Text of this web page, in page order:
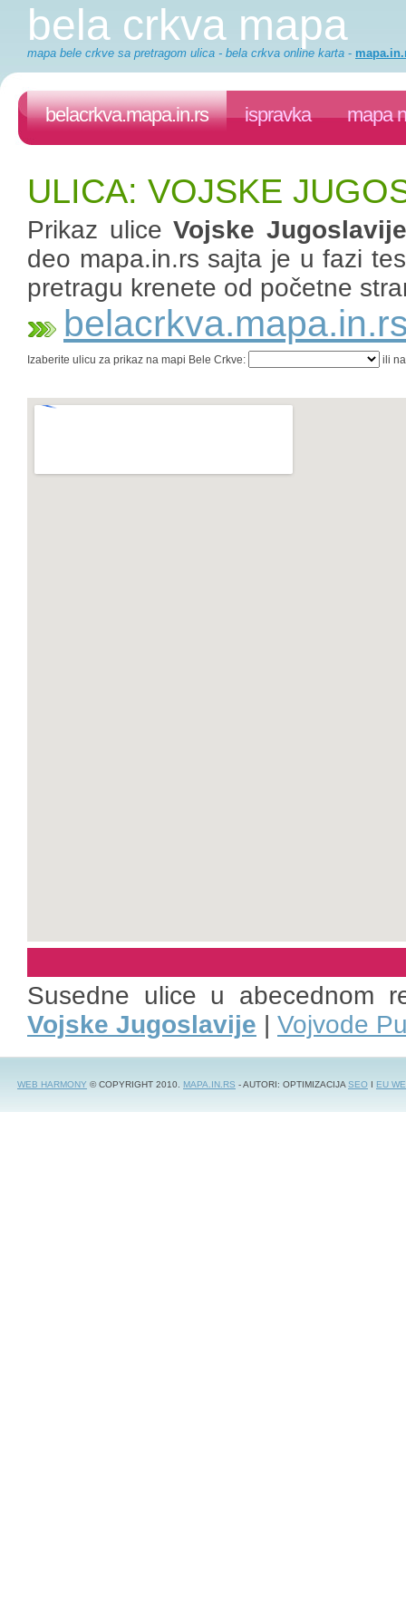
bela crkva mapa
mapa bele crkve sa pretragom ulica - bela crkva online karta -
belacrkva.mapa.in.rs ispravka mapa
ULICA: VOJSKE
Prikaz uliceVojske Jugoslavije
deo mapa.in.rs sajta je u fazi
pretragu krenete od početne
Izaberite ulicu za prikaz na mapi Bele Crkve: ili
Susedne ulice u abecednom
Vojske Jugoslavije | Vojvode
WEB HARMONY © COPYRIGHT 2010. MAPA.IN.RS - AUTORI: OPTIMIZACIJA SEO I EU